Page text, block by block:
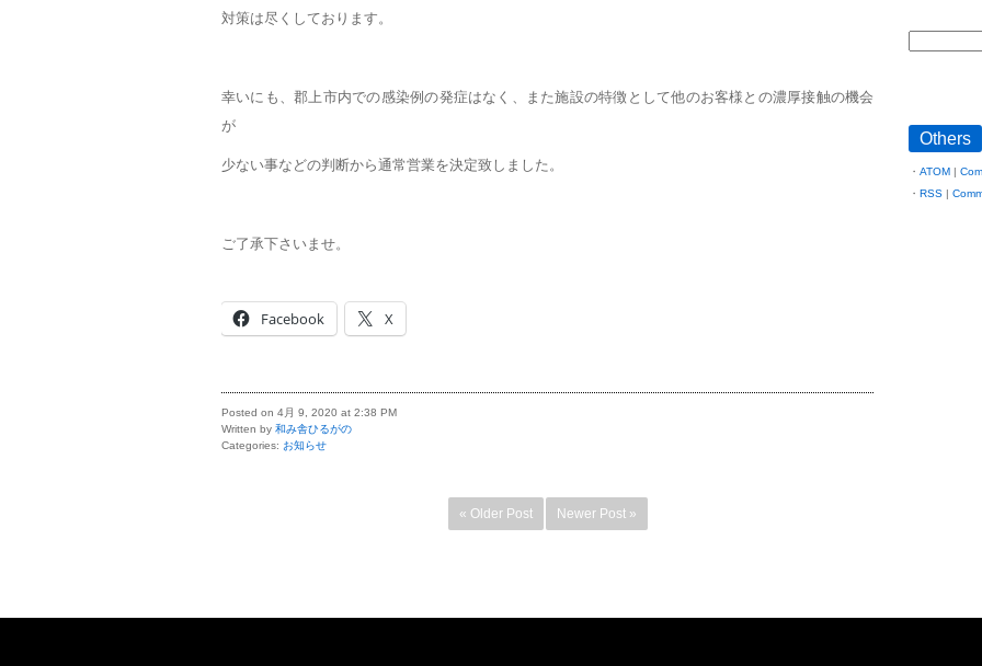
対策は尽くしております。
幸いにも、郡上市内での感染例の発症はなく、また施設の特徴として他のお客様との濃厚接触の機会
が
少ない事などの判断から通常営業を決定致しました。
ご了承下さいませ。
Facebook X
Posted on 4月 9, 2020 at 2:38 PM
Written by 和み舎ひるがの
Categories: お知らせ
« Older Post Newer Post »
Others
ATOM|
RSS|